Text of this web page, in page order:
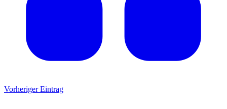
Vorheriger Eintrag